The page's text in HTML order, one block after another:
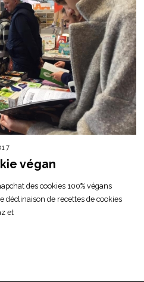
végan
des cookies 100% végans
déclinaison de recettes de cookies
et